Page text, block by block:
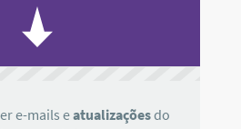
e-mails eatualizaçõesdo